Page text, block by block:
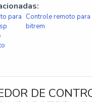
para Controle remoto para
bitrem
DE